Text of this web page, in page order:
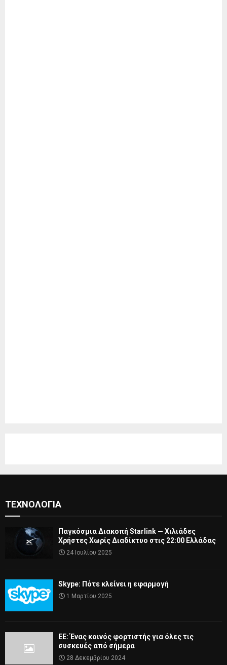
ΤΕΧΝΟΛΟΓΊΑ
Παγκόσμια Διακοπή Starlink — Χιλιάδες
Χρήστες Χωρίς Διαδίκτυο στις 22:00 Ελλάδας
24 Ιουλίου 2025
Skype: Πότε κλείνει η εφαρμογή
1 Μαρτίου 2025
ΕΕ: Ένας κοινός φορτιστής για όλες τις
συσκευές από σήμερα
28 Δεκεμβρίου 2024